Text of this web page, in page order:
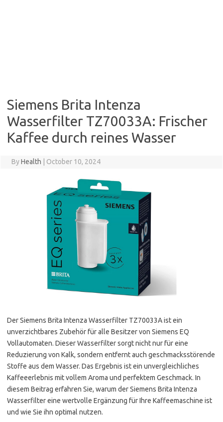
Siemens Brita Intenza
Wasserfilter TZ70033A: Frischer
Kaffee durch reines Wasser
ByHealth October 10, 2024
Der Siemens Brita Intenza Wasserfilter TZ70033A ist ein
unverzichtbares Zubehör für alle Besitzer von Siemens EQ
Vollautomaten. Dieser Wasserfilter sorgt nicht nur für eine
Reduzierung von Kalk, sondern entfernt auch geschmacksstörende
Stoffe aus dem Wasser. Das Ergebnis ist ein unvergleichliches
Kaffeeerlebnis mit vollem Aroma und perfektem Geschmack. In
diesem Beitrag erfahren Sie, warum der Siemens Brita Intenza
Wasserfilter eine wertvolle Ergänzung für Ihre Kaffeemaschine ist
und wie Sie ihn optimal nutzen.